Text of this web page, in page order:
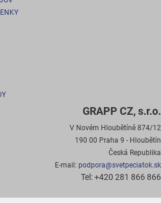
GRAPP CZ, s.r.o.
V Novém Hloubětíně 874/12
190 00 Praha 9 - Hloubětín
Česká Republika
E-mail: podpora@svetpeciatok.sk
Tel: +420 281 866 866